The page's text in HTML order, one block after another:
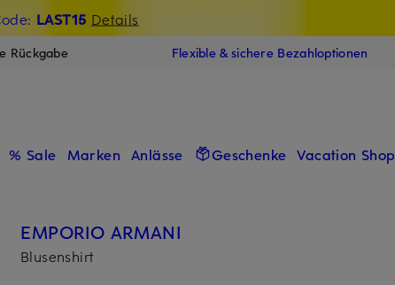
LAST15 Details
sichern
Rückgabe Flexible & sichere Bezahloptionen
% Sale Marken Anlässe Geschenke Vacation Shop
EMPORIO ARMANI
Blusenshirt